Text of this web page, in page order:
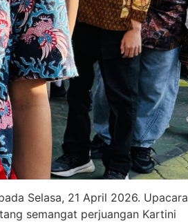
Selasa, 21 April 2026. Upacara
semangat perjuangan Kartini